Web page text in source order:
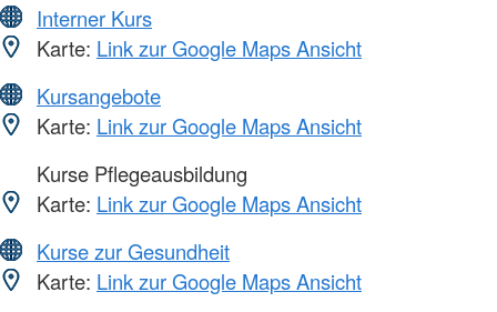
Interner Kurs
Karte: Link zur Google Maps Ansicht
Kursangebote
Karte: Link zur Google Maps Ansicht
Kurse Pflegeausbildung
Karte: Link zur Google Maps Ansicht
Kurse zur Gesundheit
Karte: Link zur Google Maps Ansicht